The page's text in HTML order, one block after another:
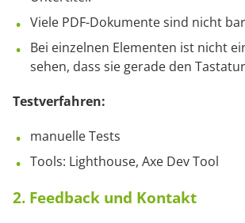
Viele PDF-Dokumente sind nicht
Bei einzelnen Elementen ist nicht
sehen, dass sie gerade den
Testverfahren:
manuelle Tests
Tools: Lighthouse, Axe Dev Tool
2. Feedback und Kontakt